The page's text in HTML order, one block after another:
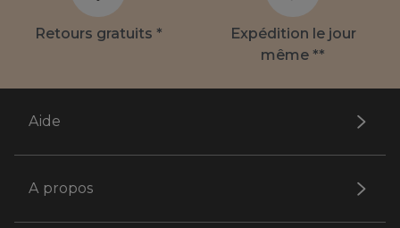
Retours gratuits *
Expédition le jour
même **
Aide
A propos